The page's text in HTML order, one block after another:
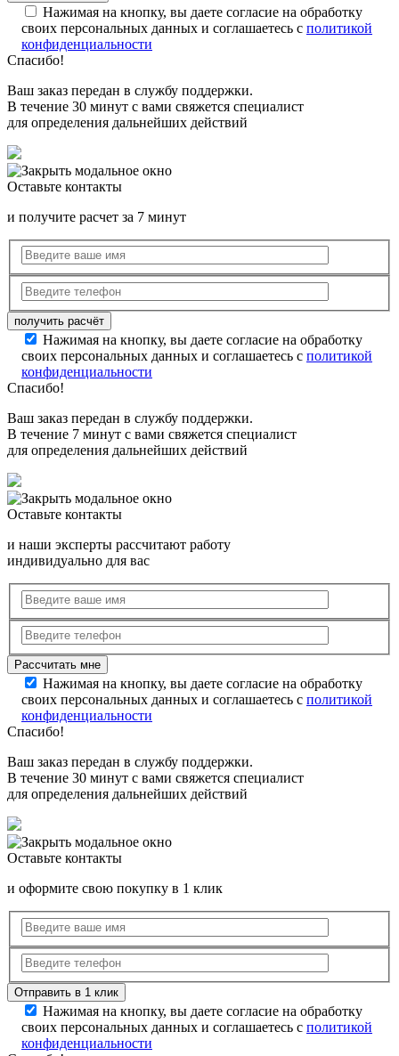
Нажимая на кнопку, вы даете согласие на обработку
своих персональных данных и соглашаетесь с политикой
конфиденциальности
Спасибо!
Ваш заказ передан в службу поддержки.
В течение 30 минут с вами свяжется специалист
для определения дальнейших действий
Оставьте контакты
и получите расчет за 7 минут
Нажимая на кнопку, вы даете согласие на обработку
своих персональных данных и соглашаетесь с политикой
конфиденциальности
Спасибо!
Ваш заказ передан в службу поддержки.
В течение 7 минут с вами свяжется специалист
для определения дальнейших действий
Оставьте контакты
и наши эксперты рассчитают работу
индивидуально для вас
Нажимая на кнопку, вы даете согласие на обработку
своих персональных данных и соглашаетесь с политикой
конфиденциальности
Спасибо!
Ваш заказ передан в службу поддержки.
В течение 30 минут с вами свяжется специалист
для определения дальнейших действий
Оставьте контакты
и оформите свою покупку в 1 клик
Нажимая на кнопку, вы даете согласие на обработку
своих персональных данных и соглашаетесь с политикой
конфиденциальности